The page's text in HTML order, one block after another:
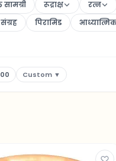
सामग्री रूद्राक्ष रत्न
पिरामिड
Custom ▼